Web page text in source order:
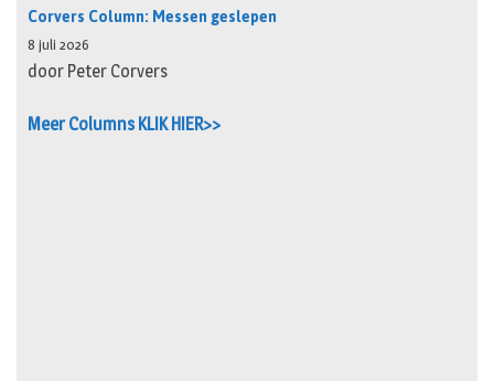
Corvers Column: Messen geslepen
8 juli 2026
door Peter Corvers
Meer Columns KLIK HIER>>